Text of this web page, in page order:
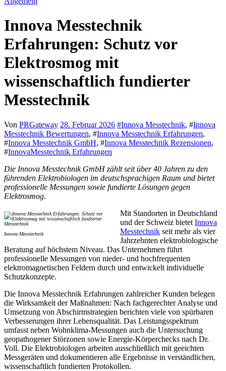
Innova Messtechnik
Erfahrungen: Schutz vor
Elektrosmog mit
wissenschaftlich fundierter
Messtechnik
Von PRGateway 28. Februar 2026 #Innova Messtechnik, #Innova
Messtechnik Bewertungen, #Innova Messtechnik Erfahrungen,
#Innova Messtechnik GmbH, #Innova Messtechnik Rezensionen,
#InnovaMesstechnik Erfahrungen
Die Innova Messtechnik GmbH zählt seit über 40 Jahren zu den
führenden Elektrobiologen im deutschsprachigen Raum und bietet
professionelle Messungen sowie fundierte Lösungen gegen
Elektrosmog.
Innova Messtechnik
Mit Standorten in Deutschland
und der Schweiz bietet Innova
Messtechnik seit mehr als vier
Jahrzehnten elektrobiologische
Beratung auf höchstem Niveau. Das Unternehmen führt
professionelle Messungen von nieder- und hochfrequenten
elektromagnetischen Feldern durch und entwickelt individuelle
Schutzkonzepte.
Die Innova Messtechnik Erfahrungen zahlreicher Kunden belegen
die Wirksamkeit der Maßnahmen: Nach fachgerechter Analyse und
Umsetzung von Abschirmstrategien berichten viele von spürbaren
Verbesserungen ihrer Lebensqualität. Das Leistungsspektrum
umfasst neben Wohnklima-Messungen auch die Untersuchung
geopathogener Störzonen sowie Energie-Körperchecks nach Dr.
Voll. Die Elektrobiologen arbeiten ausschließlich mit geeichten
Messgeräten und dokumentieren alle Ergebnisse in verständlichen,
wissenschaftlich fundierten Protokollen.